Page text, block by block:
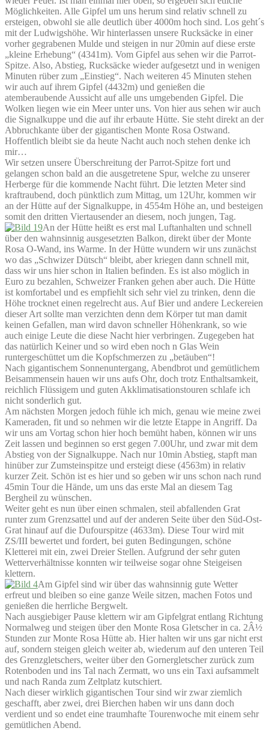
Möglichkeiten. Alle Gipfel um uns herum sind relativ schnell zu
ersteigen, obwohl sie alle deutlich über 4000m hoch sind. Los geht´s
mit der Ludwigshöhe. Wir hinterlassen unsere Rucksäcke in einer
vorher gegrabenen Mulde und steigen in nur 20min auf diese erste
„kleine Erhebung“ (4341m). Vom Gipfel aus sehen wir die Parrot-
Spitze. Also, Abstieg, Rucksäcke wieder aufgesetzt und in wenigen
Minuten rüber zum „Einstieg“. Nach weiteren 45 Minuten stehen
wir auch auf ihrem Gipfel (4432m) und genießen die
atemberaubende Aussicht auf alle uns umgebenden Gipfel. Die
Wolken liegen wie ein Meer unter uns. Von hier aus sehen wir auch
die Signalkuppe und die auf ihr erbaute Hütte. Sie steht direkt an der
Abbruchkante über der gigantischen Monte Rosa Ostwand.
Hoffentlich bleibt sie da heute Nacht auch noch stehen denke ich
mir…
Wir setzen unsere Überschreitung der Parrot-Spitze fort und
gelangen schon bald an die ausgetretene Spur, welche zu unserer
Herberge für die kommende Nacht führt. Die letzten Meter sind
kraftraubend, doch pünktlich zum Mittag, um 12Uhr, kommen wir
an der Hütte auf der Signalkuppe, in 4554m Höhe an, und besteigen
somit den dritten Viertausender an diesem, noch jungen, Tag.
An der Hütte heißt es erst mal Luftanhalten und schnell
über den wahnsinnig ausgesetzten Balkon, direkt über der Monte
Rosa O-Wand, ins Warme. In der Hütte wundern wir uns zunächst
wo das „Schwizer Dütsch“ bleibt, aber kriegen dann schnell mit,
dass wir uns hier schon in Italien befinden. Es ist also möglich in
Euro zu bezahlen, Schweizer Franken gehen aber auch. Die Hütte
ist komfortabel und es empfiehlt sich sehr viel zu trinken, denn die
Höhe trocknet einen regelrecht aus. Auf Bier und andere Leckereien
dieser Art sollte man verzichten denn dem Körper tut man damit
keinen Gefallen, man wird davon schneller Höhenkrank, so wie
auch einige Leute die diese Nacht hier verbringen. Zugegeben hat
das natürlich Keiner und so wird eben noch n Glas Wein
runtergeschüttet um die Kopfschmerzen zu „betäuben“!
Nach gigantischem Sonnenuntergang, Abendbrot und gemütlichem
Beisammensein hauen wir uns aufs Ohr, doch trotz Enthaltsamkeit,
reichlich Flüssigem und guten Akklimatisationstouren schlafe ich
nicht sonderlich gut.
Am nächsten Morgen jedoch fühle ich mich, genau wie meine zwei
Kameraden, fit und so nehmen wir die letzte Etappe in Angriff. Da
wir uns am Vortag schon hier hoch bemüht haben, können wir uns
Zeit lassen und beginnen so erst gegen 7.00Uhr, und zwar mit dem
Abstieg von der Signalkuppe. Nach nur 10min Abstieg, stapft man
hinüber zur Zumsteinspitze und ersteigt diese (4563m) in relativ
kurzer Zeit. Schön ist es hier und so geben wir uns schon nach rund
45min Tour die Hände, um uns das erste Mal an diesem Tag
Bergheil zu wünschen.
Weiter geht es nun über einen schmalen, steil abfallenden Grat
runter zum Grenzsattel und auf der anderen Seite über den Süd-Ost-
Grat hinauf auf die Dufourspitze (4633m). Diese Tour wird mit
ZS/III bewertet und fordert, bei guten Bedingungen, schöne
Kletterei mit ein, zwei Dreier Stellen. Aufgrund der sehr guten
Wetterverhältnisse konnten wir teilweise sogar ohne Steigeisen
klettern.
Am Gipfel sind wir über das wahnsinnig gute Wetter
erfreut und bleiben so eine ganze Weile sitzen, machen Fotos und
genießen die herrliche Bergwelt.
Nach ausgiebiger Pause klettern wir am Gipfelgrat entlang Richtung
Normalweg und steigen über den Monte Rosa Gletscher in ca. 2Â½
Stunden zur Monte Rosa Hütte ab. Hier halten wir uns gar nicht erst
auf, sondern steigen gleich weiter ab, wiederum auf den unteren Teil
des Grenzgletschers, weiter über den Gornergletscher zurück zum
Rotenboden und ins Tal nach Zermatt, wo uns ein Taxi aufsammelt
und nach Randa zum Zeltplatz kutschiert.
Nach dieser wirklich gigantischen Tour sind wir zwar ziemlich
geschafft, aber zwei, drei Bierchen haben wir uns dann doch
verdient und so endet eine traumhafte Tourenwoche mit einem sehr
gemütlichen Abend.